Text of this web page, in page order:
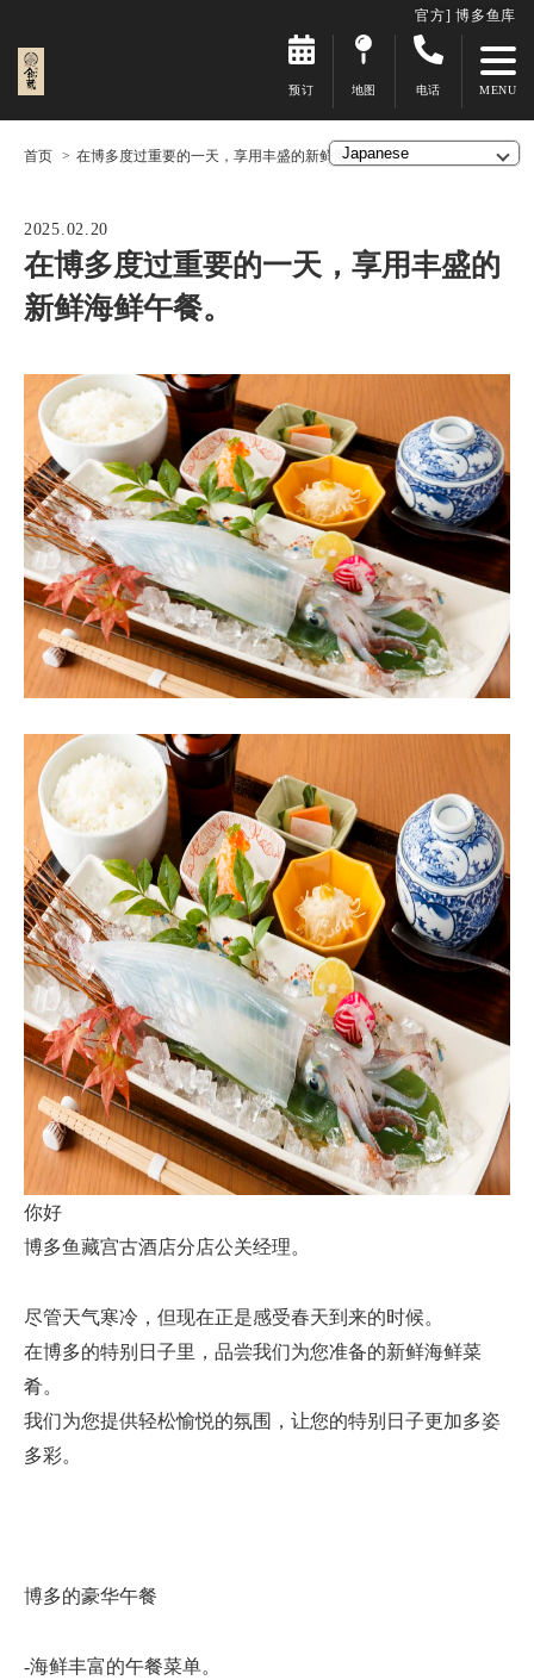
官方] 博多鱼库
预订 地图 电话
首页 在博多度过重要的一天，享用丰盛的新鲜海鲜午餐。
2025.02.20
在博多度过重要的一天，享用丰盛的
新鲜海鲜午餐。
你好
博多鱼藏宫古酒店分店公关经理。
尽管天气寒冷，但现在正是感受春天到来的时候。
在博多的特别日子里，品尝我们为您准备的新鲜海鲜菜
肴。
我们为您提供轻松愉悦的氛围，让您的特别日子更加多姿
多彩。
博多的豪华午餐
-海鲜丰富的午餐菜单。